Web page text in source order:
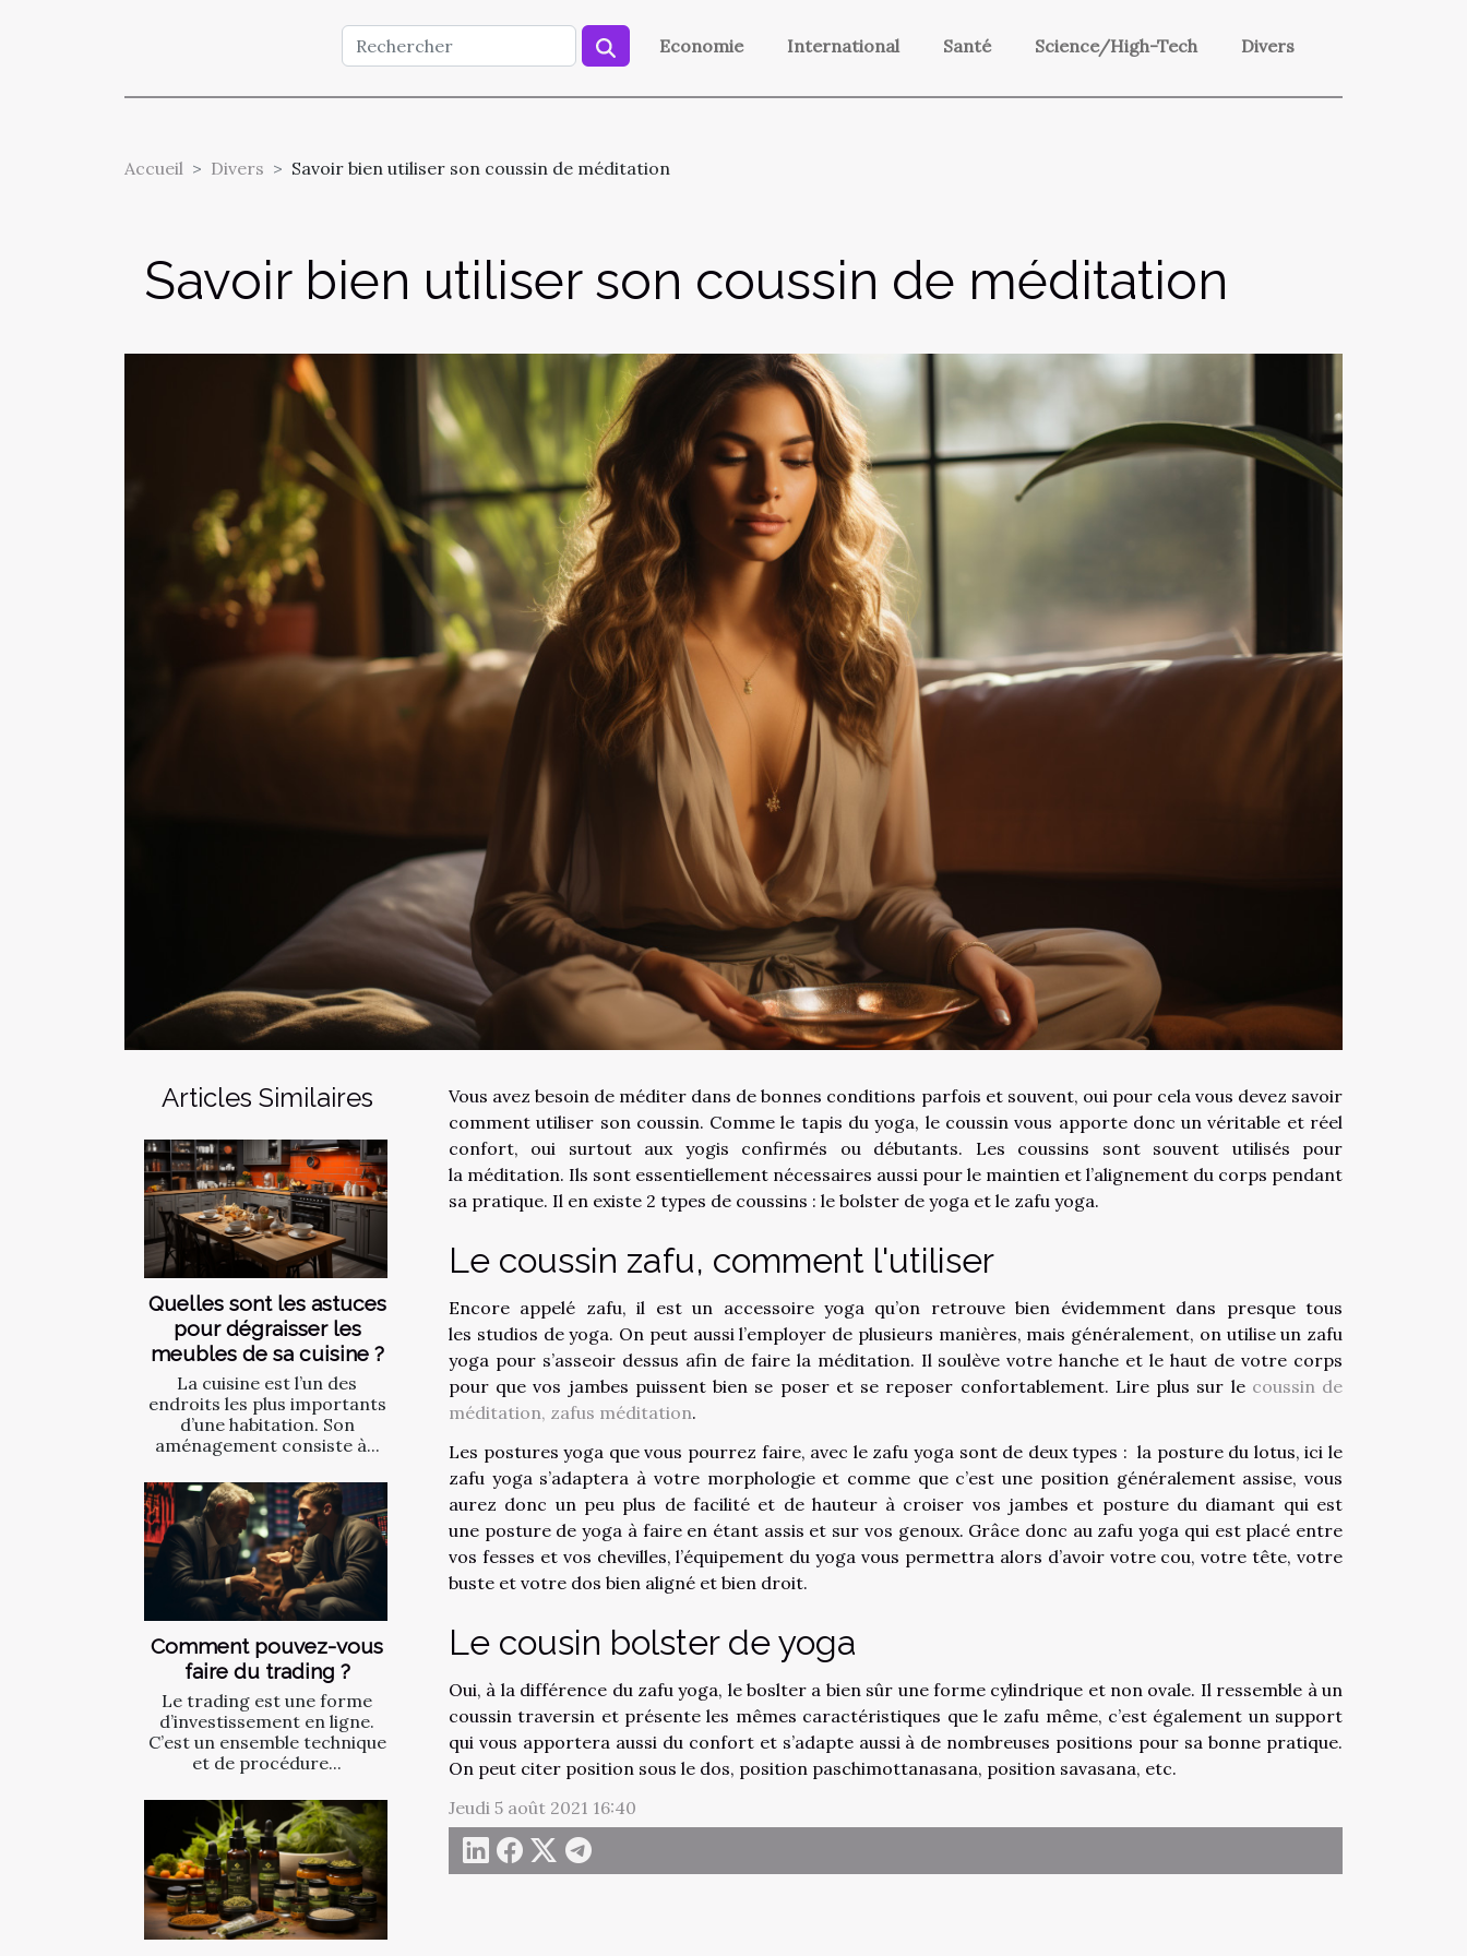
Economie International Santé Science/High-Tech Divers
Accueil Divers Savoir bien utiliser son coussin de méditation
Savoir bien utiliser son coussin de méditation
Articles Similaires
Quelles sont les astuces
pour dégraisser les
meubles de sa cuisine ?
La cuisine est l’un des
endroits les plus importants
d’une habitation. Son
aménagement consiste à...
Comment pouvez-vous
faire du trading ?
Le trading est une forme
d’investissement en ligne.
C’est un ensemble technique
et de procédure...
Vous avez besoin de méditer dans de bonnes conditions parfois et souvent, oui pour cela vous devez savoir
comment utiliser son coussin. Comme le tapis du yoga, le coussin vous apporte donc un véritable et réel
confort, oui surtout aux yogis confirmés ou débutants. Les coussins sont souvent utilisés pour
la méditation. Ils sont essentiellement nécessaires aussi pour le maintien et l’alignement du corps pendant
sa pratique. Il en existe 2 types de coussins : le bolster de yoga et le zafu yoga.
Le coussin zafu, comment l'utiliser
Encore appelé zafu, il est un accessoire yoga qu’on retrouve bien évidemment dans presque tous
les studios de yoga. On peut aussi l’employer de plusieurs manières, mais généralement, on utilise un zafu
yoga pour s’asseoir dessus afin de faire la méditation. Il soulève votre hanche et le haut de votre corps
pour que vos jambes puissent bien se poser et se reposer confortablement. Lire plus sur le coussin de
méditation, zafus méditation.
Les postures yoga que vous pourrez faire, avec le zafu yoga sont de deux types : la posture du lotus, ici le
zafu yoga s’adaptera à votre morphologie et comme que c’est une position généralement assise, vous
aurez donc un peu plus de facilité et de hauteur à croiser vos jambes et posture du diamant qui est
une posture de yoga à faire en étant assis et sur vos genoux. Grâce donc au zafu yoga qui est placé entre
vos fesses et vos chevilles, l’équipement du yoga vous permettra alors d’avoir votre cou, votre tête, votre
buste et votre dos bien aligné et bien droit.
Le cousin bolster de yoga
Oui, à la différence du zafu yoga, le boslter a bien sûr une forme cylindrique et non ovale. Il ressemble à un
coussin traversin et présente les mêmes caractéristiques que le zafu même, c’est également un support
qui vous apportera aussi du confort et s’adapte aussi à de nombreuses positions pour sa bonne pratique.
On peut citer position sous le dos, position paschimottanasana, position savasana, etc.
Jeudi 5 août 2021 16:40